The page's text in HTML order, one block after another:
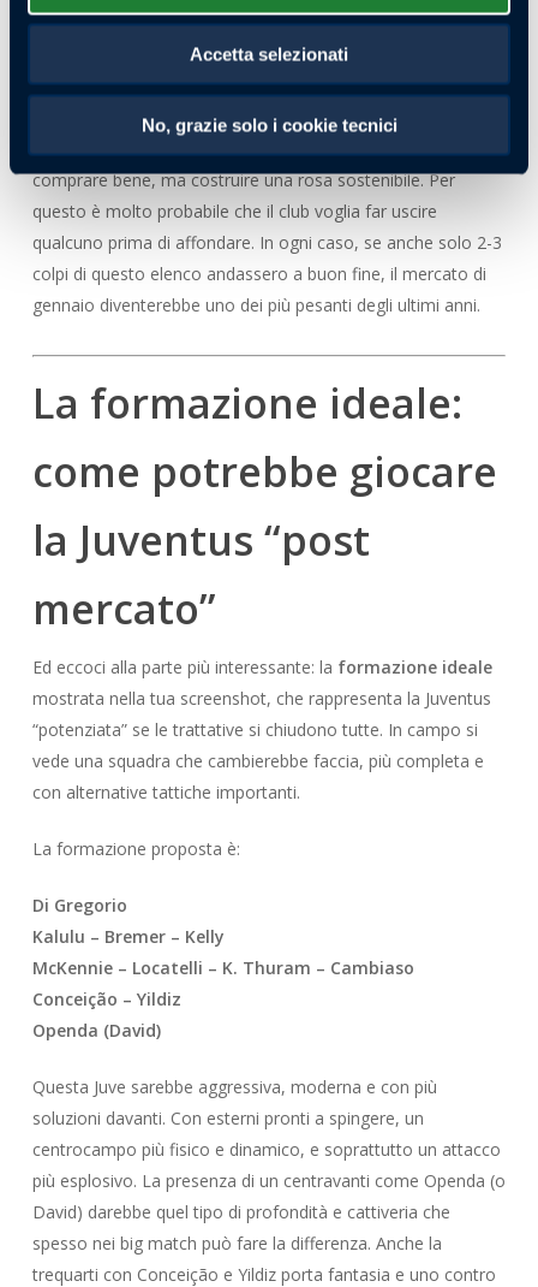
Accetta selezionati
No, grazie solo i cookie tecnici
diretti, ma magari con prestiti, bonus, pagamenti dilazionati
o formule con diritto/obbligo. Sul tema ingaggi, poi, il
discorso diventa centrale: prendere giocatori come Bernardo
Silva o Chiesa significa anche entrare in un livello salariale
alto. Ed è qui che la Juve deve essere brava: non solo
comprare bene, ma costruire una rosa sostenibile. Per
questo è molto probabile che il club voglia far uscire
qualcuno prima di affondare. In ogni caso, se anche solo 2-3
colpi di questo elenco andassero a buon fine, il mercato di
gennaio diventerebbe uno dei più pesanti degli ultimi anni.
La formazione ideale:
come potrebbe giocare
la Juventus “post
mercato”
Ed eccoci alla parte più interessante: la formazione ideale
mostrata nella tua screenshot, che rappresenta la Juventus
“potenziata” se le trattative si chiudono tutte. In campo si
vede una squadra che cambierebbe faccia, più completa e
con alternative tattiche importanti.
La formazione proposta è:
Di Gregorio
Kalulu – Bremer – Kelly
McKennie – Locatelli – K. Thuram – Cambiaso
Conceição – Yildiz
Openda (David)
Questa Juve sarebbe aggressiva, moderna e con più
soluzioni davanti. Con esterni pronti a spingere, un
centrocampo più fisico e dinamico, e soprattutto un attacco
più esplosivo. La presenza di un centravanti come Openda (o
David) darebbe quel tipo di profondità e cattiveria che
spesso nei big match può fare la differenza. Anche la
trequarti con Conceição e Yildiz porta fantasia e uno contro